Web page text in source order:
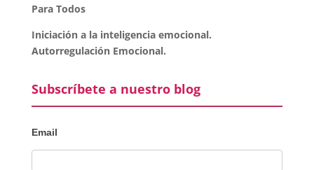
Para Todos
Iniciación a la inteligencia emocional.
Autorregulación Emocional.
Subscríbete a nuestro blog
Email